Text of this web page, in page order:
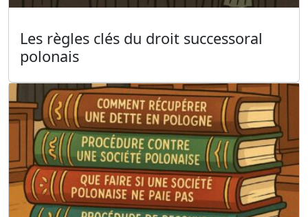
Les règles clés du droit successoral
polonais